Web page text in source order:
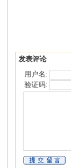
发表评论
用户名:
验证码: